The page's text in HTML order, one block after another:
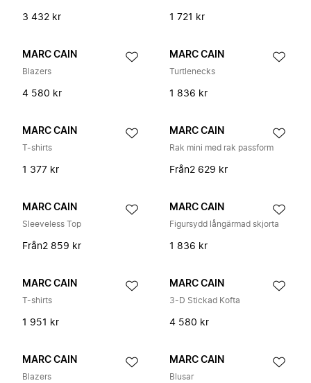
3 432 kr 1 721 kr
MARC CAIN
Blazers
4 580 kr
MARC CAIN
Turtlenecks
1 836 kr
MARC CAIN
T-shirts
1 377 kr
MARC CAIN
Rak mini med rak passform
Från2 629 kr
MARC CAIN
Sleeveless Top
Från2 859 kr
MARC CAIN
Figursydd långärmad skjorta
1 836 kr
MARC CAIN
T-shirts
1 951 kr
MARC CAIN
3-D Stickad Kofta
4 580 kr
MARC CAIN
Blazers
MARC CAIN
Blusar